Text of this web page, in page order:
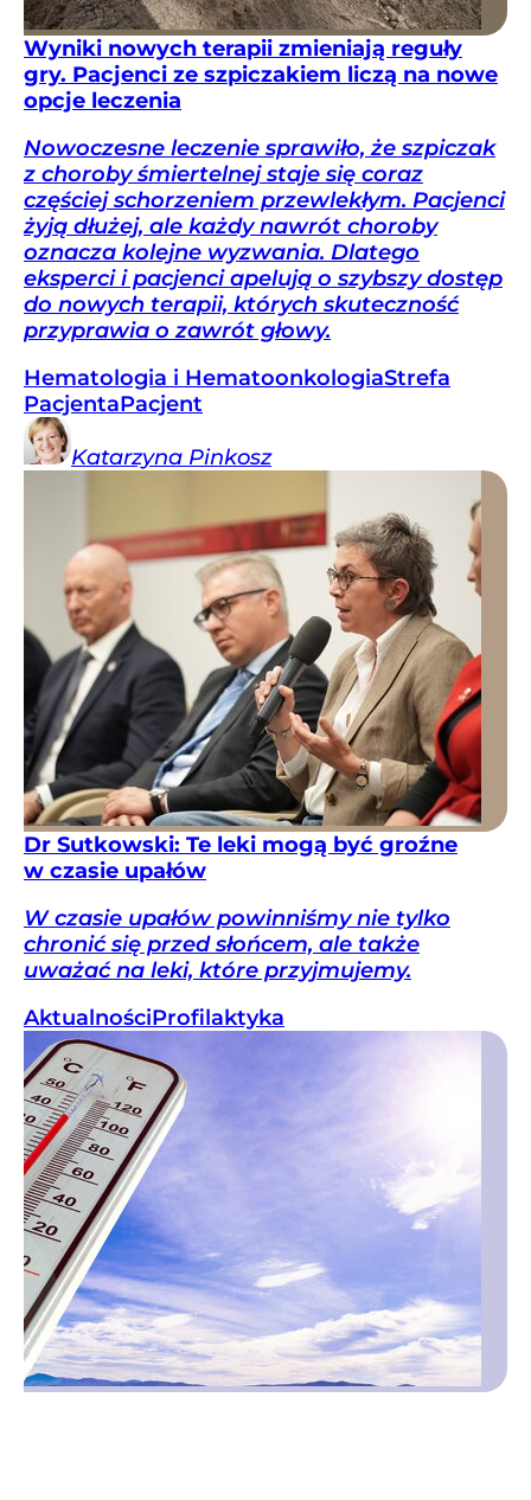
Wyniki nowych terapii zmieniają reguły
gry. Pacjenci ze szpiczakiem liczą na nowe
opcje leczenia
Nowoczesne leczenie sprawiło, że szpiczak
z choroby śmiertelnej staje się coraz
częściej schorzeniem przewlekłym. Pacjenci
żyją dłużej, ale każdy nawrót choroby
oznacza kolejne wyzwania. Dlatego
eksperci i pacjenci apelują o szybszy dostęp
do nowych terapii, których skuteczność
przyprawia o zawrót głowy.
Hematologia i HematoonkologiaStrefa
PacjentaPacjent
Katarzyna Pinkosz
Dr Sutkowski: Te leki mogą być groźne
w czasie upałów
W czasie upałów powinniśmy nie tylko
chronić się przed słońcem, ale także
uważać na leki, które przyjmujemy.
AktualnościProfilaktyka